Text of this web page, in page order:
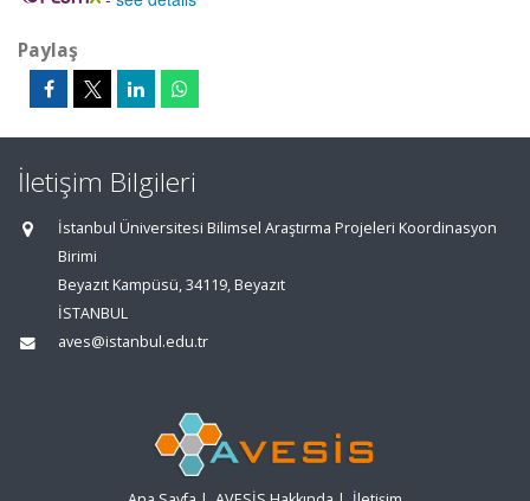
Paylaş
İletişim Bilgileri
İstanbul Üniversitesi Bilimsel Araştırma Projeleri Koordinasyon
Birimi
Beyazıt Kampüsü, 34119, Beyazıt
İSTANBUL
aves@istanbul.edu.tr